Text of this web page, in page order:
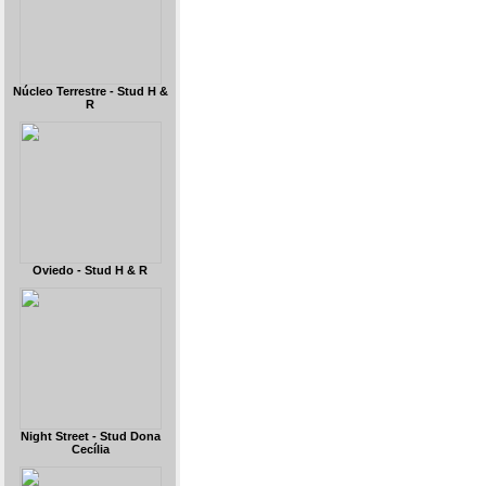
Núcleo Terrestre - Stud H &
R
Oviedo - Stud H & R
Night Street - Stud Dona
Cecília